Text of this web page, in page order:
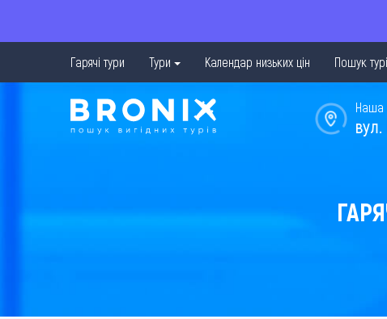
Гарячі тури Тури Календар низьких цін Пошук
Наша
вул.